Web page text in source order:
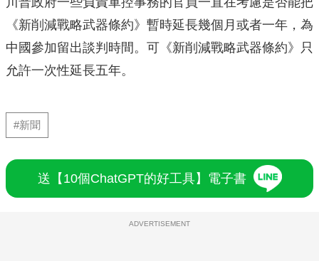
《新削減戰略武器條約》暫時延長幾個月或者一年，為
中國參加留出談判時間。可《新削減戰略武器條約》只
允許一次性延長五年。
#新聞
送【10個ChatGPT的好工具】電子書
ADVERTISEMENT